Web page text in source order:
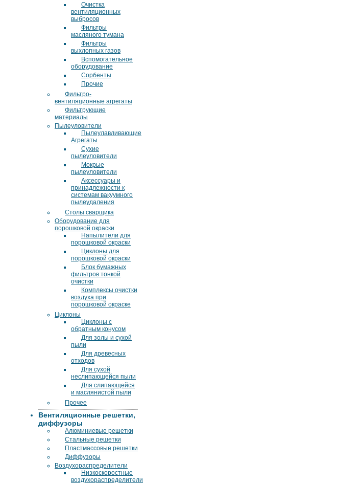
Очистка
вентиляционных
выбросов
Фильтры
масляного тумана
Фильтры
выхлопных газов
Вспомогательное
оборудование
Сорбенты
Прочие
Фильтро-
вентиляционные агрегаты
Фильтрующие
материалы
Пылеуловители
Пылеулавливающие
Агрегаты
Сухие
пылеуловители
Мокрые
пылеуловители
Аксессуары и
принадлежности к
системам вакуумного
пылеудаления
Столы сварщика
Оборудование для
порошковой окраски
Напылители для
порошковой окраски
Циклоны для
порошковой окраски
Блок бумажных
фильтров тонкой
очистки
Комплексы очистки
воздуха при
порошковой окраске
Циклоны
Циклоны с
обратным конусом
Для золы и сухой
пыли
Для древесных
отходов
Для сухой
неслипающейся пыли
Для слипающейся
и маслянистой пыли
Прочее
Вентиляционные решетки,
диффузоры
Алюминиевые решетки
Стальные решетки
Пластмассовые решетки
Диффузоры
Воздухораспределители
Низкоскоростные
воздухораспределители